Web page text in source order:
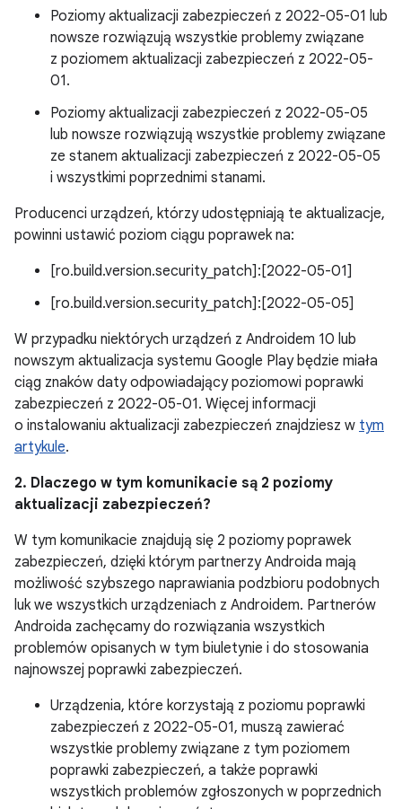
Poziomy aktualizacji zabezpieczeń z 2022-05-01 lub
nowsze rozwiązują wszystkie problemy związane
z poziomem aktualizacji zabezpieczeń z 2022-05-
01.
Poziomy aktualizacji zabezpieczeń z 2022-05-05
lub nowsze rozwiązują wszystkie problemy związane
ze stanem aktualizacji zabezpieczeń z 2022-05-05
i wszystkimi poprzednimi stanami.
Producenci urządzeń, którzy udostępniają te aktualizacje,
powinni ustawić poziom ciągu poprawek na:
[ro.build.version.security_patch]:[2022-05-01]
[ro.build.version.security_patch]:[2022-05-05]
W przypadku niektórych urządzeń z Androidem 10 lub
nowszym aktualizacja systemu Google Play będzie miała
ciąg znaków daty odpowiadający poziomowi poprawki
zabezpieczeń z 2022-05-01. Więcej informacji
o instalowaniu aktualizacji zabezpieczeń znajdziesz w tym
artykule.
2. Dlaczego w tym komunikacie są 2 poziomy
aktualizacji zabezpieczeń?
W tym komunikacie znajdują się 2 poziomy poprawek
zabezpieczeń, dzięki którym partnerzy Androida mają
możliwość szybszego naprawiania podzbioru podobnych
luk we wszystkich urządzeniach z Androidem. Partnerów
Androida zachęcamy do rozwiązania wszystkich
problemów opisanych w tym biuletynie i do stosowania
najnowszej poprawki zabezpieczeń.
Urządzenia, które korzystają z poziomu poprawki
zabezpieczeń z 2022-05-01, muszą zawierać
wszystkie problemy związane z tym poziomem
poprawki zabezpieczeń, a także poprawki
wszystkich problemów zgłoszonych w poprzednich